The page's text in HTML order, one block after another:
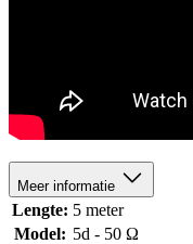
Meer informatie
Lengte: 5 meter
Model: 5d - 50 Ω